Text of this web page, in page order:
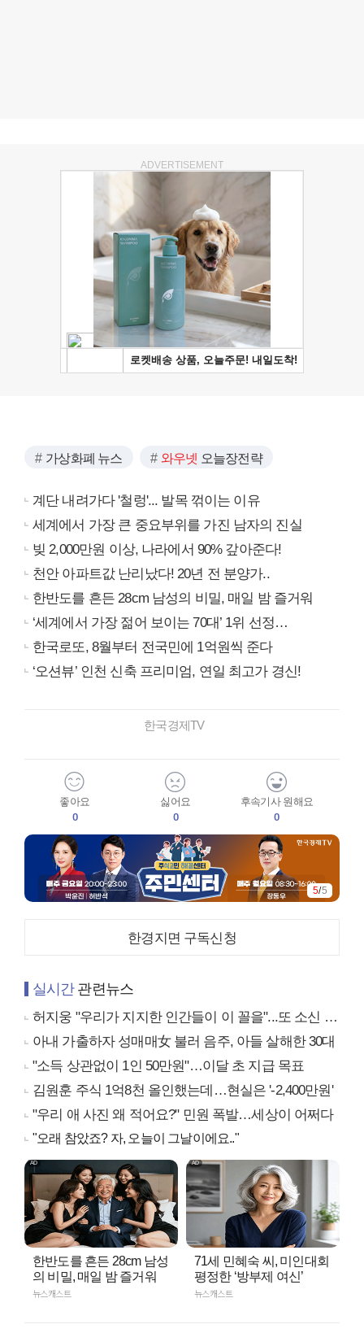
ADVERTISEMENT
가상화폐 뉴스 와우넷 오늘장전략
계단 내려가다 '철렁'... 발목 꺾이는 이유
세계에서 가장 큰 중요부위를 가진 남자의 진실
빚 2,000만원 이상, 나라에서 90% 갚아준다!
천안 아파트값 난리났다! 20년 전 분양가..
한반도를 흔든 28cm 남성의 비밀, 매일 밤 즐거워
‘세계에서 가장 젊어 보이는 70대’ 1위 선정…
한국로또, 8월부터 전국민에 1억원씩 준다
‘오션뷰’ 인천 신축 프리미엄, 연일 최고가 경신!
한국경제TV
좋아요
0
싫어요
0
후속기사 원해요
0
5/5
한경지면 구독신청
실시간관련뉴스
허지웅 "우리가 지지한 인간들이 이 꼴을"...또 소신 발언
아내 가출하자 성매매女 불러 음주, 아들 살해한 30대
"소득 상관없이 1인 50만원"…이달 초 지급 목표
김원훈 주식 1억8천 올인했는데…현실은 '-2,400만원'
"우리 애 사진 왜 적어요?" 민원 폭발…세상이 어쩌다
"오래 참았죠? 자, 오늘이 그날이에요.."
한반도를 흔든 28cm 남성
의 비밀, 매일 밤 즐거워
뉴스캐스트
71세 민혜숙 씨, 미인대회
평정한 ‘방부제 여신’
뉴스캐스트